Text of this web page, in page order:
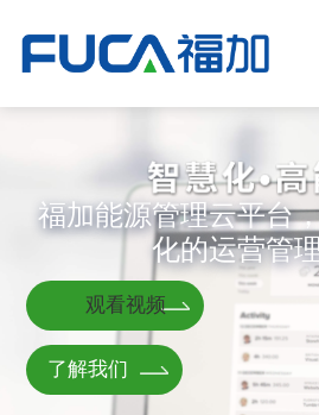
福加能源管理云平台
化的运营管
观看视频
了解我们